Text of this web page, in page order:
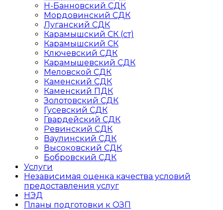
Н-Банновский СДК
Мордовинский СДК
Луганский СДК
Карамышский СК (ст)
Карамышский СК
Ключевский СДК
Карамышевский СДК
Меловской СДК
Каменский СДК
Каменский ПДК
Золотовский СДК
Гусевский СДК
Гвардейский СДК
Ревинский СДК
Ваулинский СДК
Высоковский СДК
Бобровский СДК
Услуги
Независимая оценка качества условий
предоставления услуг
НЭД
Планы подготовки к ОЗП